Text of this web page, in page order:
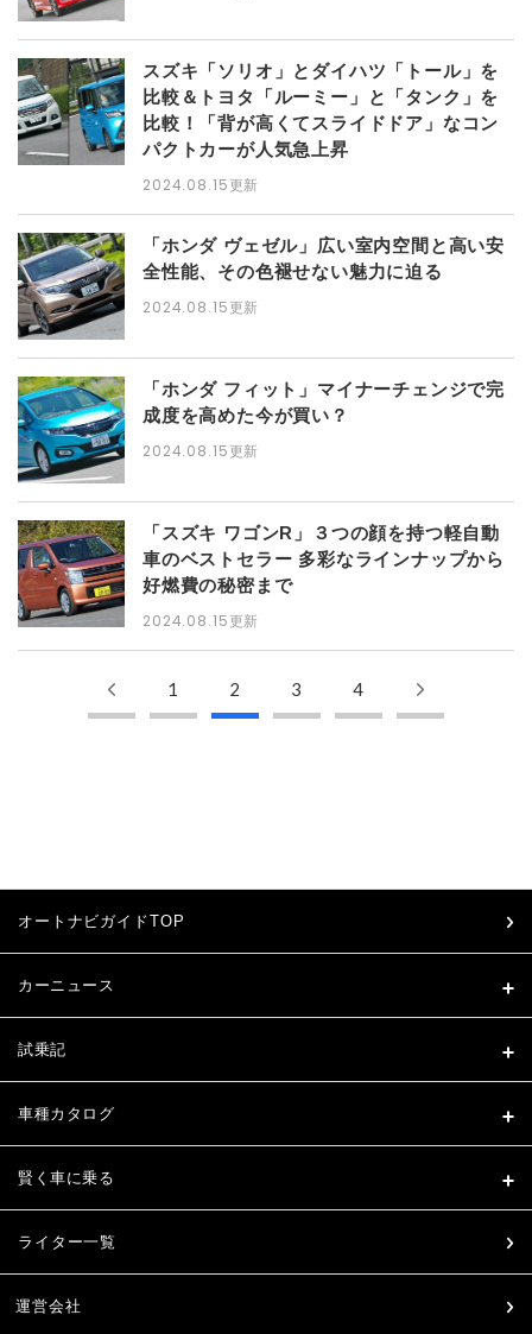
スズキ「ソリオ」とダイハツ「トール」を
比較＆トヨタ「ルーミー」と「タンク」を
比較！「背が高くてスライドドア」なコン
パクトカーが人気急上昇
2024.08.15更新
「ホンダ ヴェゼル」広い室内空間と高い安
全性能、その色褪せない魅力に迫る
2024.08.15更新
「ホンダ フィット」マイナーチェンジで完
成度を高めた今が買い？
2024.08.15更新
「スズキ ワゴンR」３つの顔を持つ軽自動
車のベストセラー 多彩なラインナップから
好燃費の秘密まで
2024.08.15更新
1 2 3 4
オートナビガイドTOP
カーニュース
試乗記
車種カタログ
賢く車に乗る
ライター一覧
運営会社